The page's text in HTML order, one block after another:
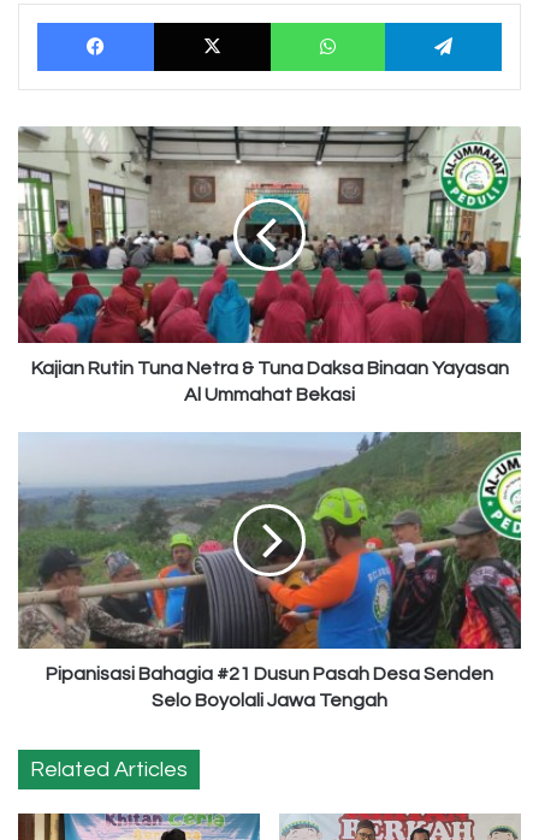
Facebook X WhatsApp
Kajian
Rutin
Tuna
Netra
&
Tuna
Daksa
Binaan
Yayasan
Kajian Rutin Tuna Netra & Tuna Daksa Binaan Yayasan
Al Ummahat Bekasi
#21
Dusun
Pasah
Desa
Senden
Selo
Boyolali
JawaPipanisasi Bahagia #21 Dusun Pasah Desa Senden
Selo Boyolali Jawa Tengah
Related Articles